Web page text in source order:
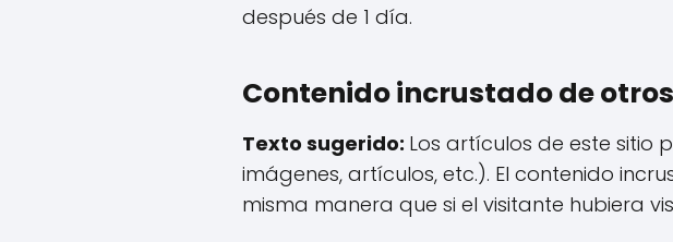
después de 1 día.
Contenido incrustado de
Texto sugerido: Los artículos de este sitio
imágenes, artículos, etc.). El contenido
misma manera que si el visitante hubiera